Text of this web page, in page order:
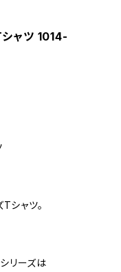
ャツ 1014-
シャツ。
リーズは